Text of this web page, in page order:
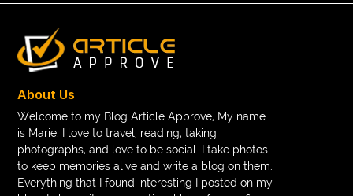
About Us
Welcome to my Blog Article Approve, My name
is Marie. I love to travel, reading, taking
photographs, and love to be social. I take photos
to keep memories alive and write a blog on them.
Everything that I found interesting I posted on my